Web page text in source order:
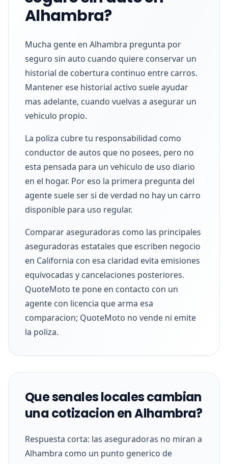
Alhambra?
Mucha gente en Alhambra pregunta por
seguro sin auto cuando quiere conservar un
historial de cobertura continuo entre carros.
Mantener ese historial activo suele ayudar
mas adelante, cuando vuelvas a asegurar un
vehiculo propio.
La poliza cubre tu responsabilidad como
conductor de autos que no posees, pero no
esta pensada para un vehiculo de uso diario
en el hogar. Por eso la primera pregunta del
agente suele ser si de verdad no hay un carro
disponible para uso regular.
Comparar aseguradoras como las principales
aseguradoras estatales que escriben negocio
en California con esa claridad evita emisiones
equivocadas y cancelaciones posteriores.
QuoteMoto te pone en contacto con un
agente con licencia que arma esa
comparacion; QuoteMoto no vende ni emite
la poliza.
Que senales locales cambian
una cotizacion en Alhambra?
Respuesta corta: las aseguradoras no miran a
Alhambra como un punto generico de